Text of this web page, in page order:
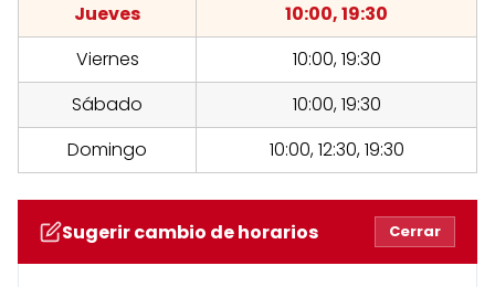
Jueves
10:00, 19:30
Viernes
10:00, 19:30
Sábado
10:00, 19:30
Domingo
10:00, 12:30, 19:30
Sugerir cambio de horarios Cerrar